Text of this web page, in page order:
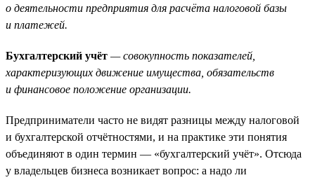
о деятельности предприятия для расчёта налоговой базы
и платежей.
Бухгалтерский учёт — совокупность показателей,
характеризующих движение имущества, обязательств
и финансовое положение организации.
Предприниматели часто не видят разницы между налоговой
и бухгалтерской отчётностями, и на практике эти понятия
объединяют в один термин — «бухгалтерский учёт». Отсюда
у владельцев бизнеса возникает вопрос: а надо ли